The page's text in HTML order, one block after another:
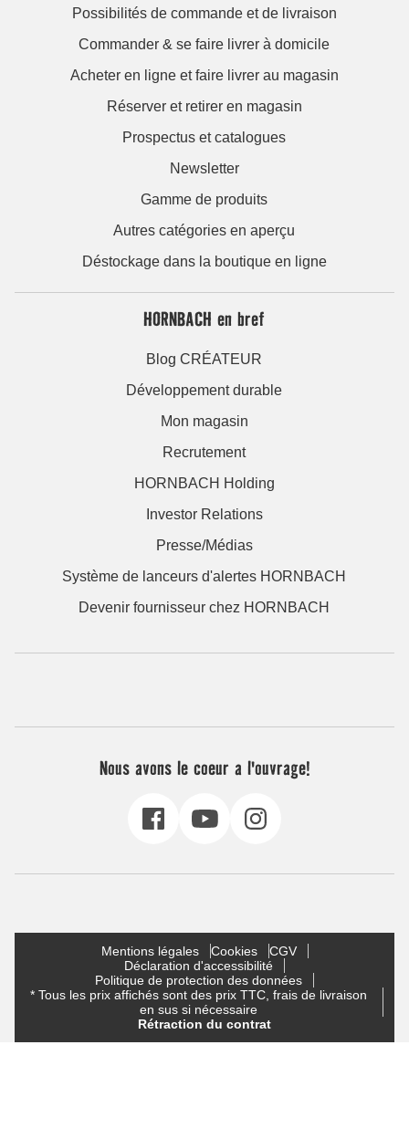
Possibilités de commande et de livraison
Commander & se faire livrer à domicile
Acheter en ligne et faire livrer au magasin
Réserver et retirer en magasin
Prospectus et catalogues
Newsletter
Gamme de produits
Autres catégories en aperçu
Déstockage dans la boutique en ligne
HORNBACH en bref
Blog CRÉATEUR
Développement durable
Mon magasin
Recrutement
HORNBACH Holding
Investor Relations
Presse/Médias
Système de lanceurs d'alertes HORNBACH
Devenir fournisseur chez HORNBACH
Nous avons le coeur a l'ouvrage!
Mentions légales Cookies
CGV
Déclaration d'accessibilité
Politique de protection des données
* Tous les prix affichés sont des prix TTC, frais de livraison
en sus si nécessaire
Rétraction du contrat